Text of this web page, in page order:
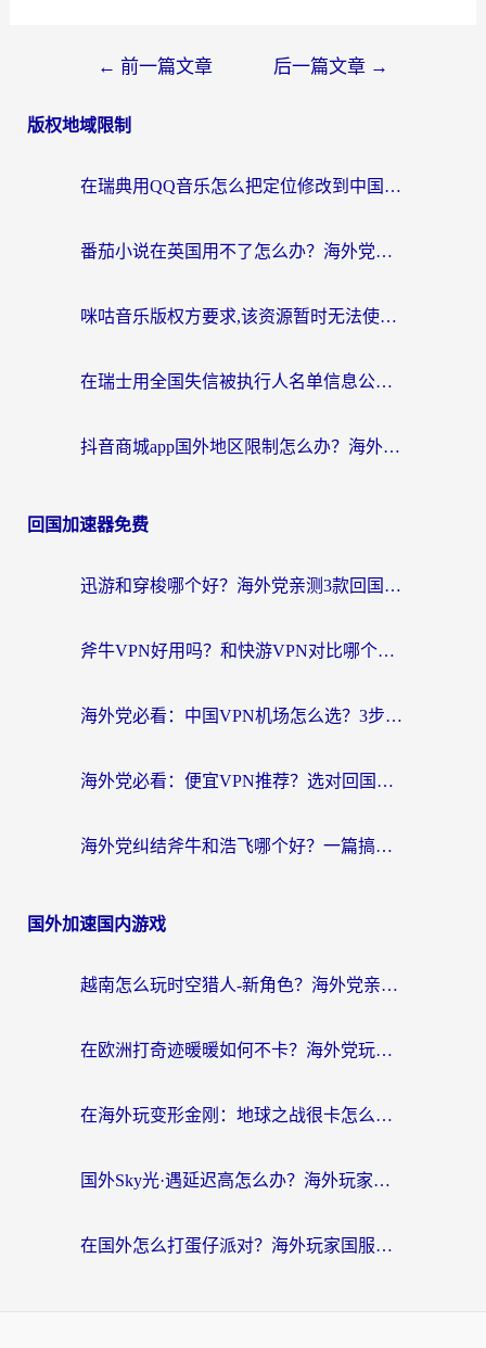
← 前一篇文章 后一篇文章 →
版权地域限制
在瑞典用QQ音乐怎么把定位修改到中国国内？留学生亲测有效的回国加速方案
番茄小说在英国用不了怎么办？海外党亲测有效的回国加速解决方案
咪咕音乐版权方要求,该资源暂时无法使用？海外党这样解决听歌听书+看剧炒股难题
在瑞士用全国失信被执行人名单信息公布与查询地区限制怎么办？还能看欧洲杯直播和咪咕视频吗？
抖音商城app国外地区限制怎么办？海外党解锁国内内容的实用指南
回国加速器免费
迅游和穿梭哪个好？海外党亲测3款回国加速器+手游加速对比，附避坑指南
斧牛VPN好用吗？和快游VPN对比哪个回国效果更好？马来西亚留学生亲测分享
海外党必看：中国VPN机场怎么选？3步教你无缝访问国内资源（附避坑指南）
海外党必看：便宜VPN推荐？选对回国加速器才能无缝刷国内剧玩国服
海外党纠结斧牛和浩飞哪个好？一篇搞定回国加速器选择+无缝访问国内资源指南
国外加速国内游戏
越南怎么玩时空猎人-新角色？海外党亲测有效的国服游戏加速指南
在欧洲打奇迹暖暖如何不卡？海外党玩国服游戏的终极加速攻略
在海外玩变形金刚：地球之战很卡怎么办？老玩家亲测的加速器指南，解决卡顿烦恼
国外Sky光·遇延迟高怎么办？海外玩家国服游戏加速终极指南（附实测技巧）
在国外怎么打蛋仔派对？海外玩家国服游戏加速避坑指南（附实测推荐）